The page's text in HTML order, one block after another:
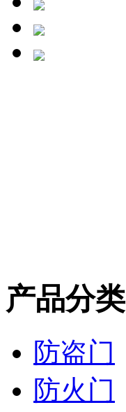
产品分类
防盗门
防火门